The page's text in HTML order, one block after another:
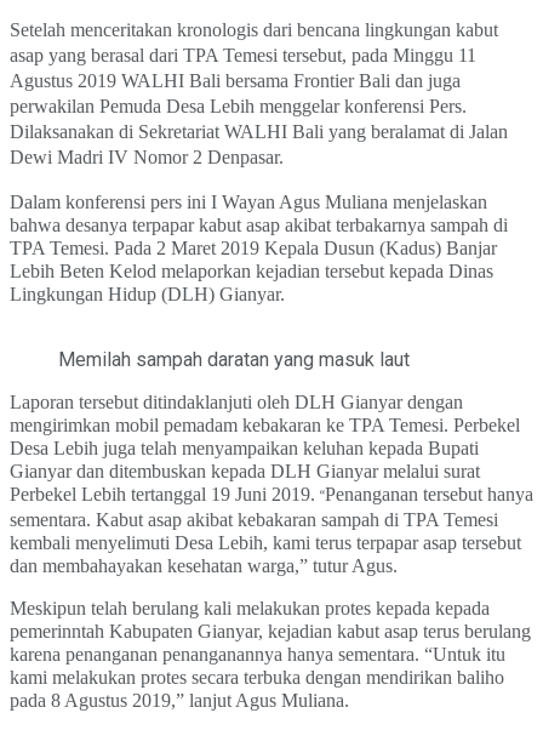
Setelah menceritakan kronologis dari bencana lingkungan kabut
asap yang berasal dari TPA Temesi tersebut, pada Minggu 11
Agustus 2019 WALHI Bali bersama Frontier Bali dan juga
perwakilan Pemuda Desa Lebih menggelar konferensi Pers.
Dilaksanakan di Sekretariat WALHI Bali yang beralamat di Jalan
Dewi Madri IV Nomor 2 Denpasar.
Dalam konferensi pers ini I Wayan Agus Muliana menjelaskan
bahwa desanya terpapar kabut asap akibat terbakarnya sampah di
TPA Temesi. Pada 2 Maret 2019 Kepala Dusun (Kadus) Banjar
Lebih Beten Kelod melaporkan kejadian tersebut kepada Dinas
Lingkungan Hidup (DLH) Gianyar.
Memilah sampah daratan yang masuk laut
Laporan tersebut ditindaklanjuti oleh DLH Gianyar dengan
mengirimkan mobil pemadam kebakaran ke TPA Temesi. Perbekel
Desa Lebih juga telah menyampaikan keluhan kepada Bupati
Gianyar dan ditembuskan kepada DLH Gianyar melalui surat
Perbekel Lebih tertanggal 19 Juni 2019. “Penanganan tersebut hanya
sementara. Kabut asap akibat kebakaran sampah di TPA Temesi
kembali menyelimuti Desa Lebih, kami terus terpapar asap tersebut
dan membahayakan kesehatan warga,” tuturAgus.
Meskipun telah berulang kali melakukan protes kepada kepada
pemerinntah Kabupaten Gianyar, kejadian kabut asap terus berulang
karena penanganan penanganannya hanya sementara. “Untuk itu
kami melakukan protes secara terbuka dengan mendirikan baliho
pada 8 Agustus 2019,” lanjut Agus Muliana.